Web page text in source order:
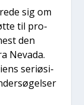
sig om
til pro­
den
Neva­da.
seri­ø­si­